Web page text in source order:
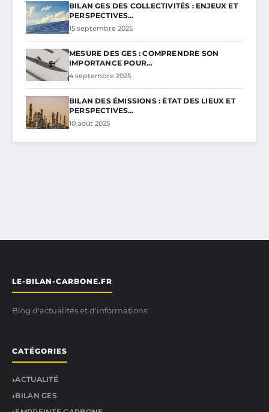
BILAN GES DES COLLECTIVITÉS : ENJEUX ET
PERSPECTIVES…
15 septembre 2025
MESURE DES GES : COMPRENDRE SON
IMPORTANCE POUR…
4 septembre 2025
BILAN DES ÉMISSIONS : ÉTAT DES LIEUX ET
PERSPECTIVES…
10 août 2025
LE-BILAN-CARBONE.FR
Blog d'actualités et d'informations
CATÉGORIES
ACTUALITÉ
BILAN GES